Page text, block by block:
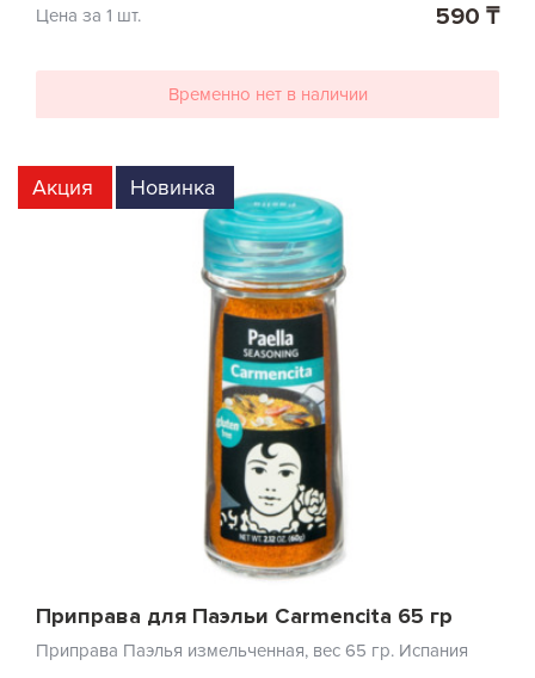
Цена за 1 шт. 590 ₸
Временно нет в наличии
Акция Новинка
Приправа для Паэльи Carmencita 65 гр
Приправа Паэлья измельченная, вес 65 гр. Испания